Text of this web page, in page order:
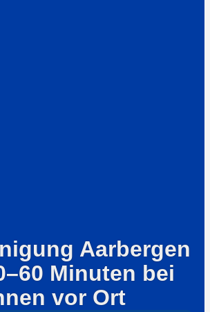
Aarbergen
Minuten bei
vor Ort